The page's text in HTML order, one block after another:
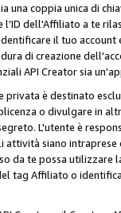
una coppia unica di
dell'Affiliato a te
il tuo account
di creazione
API Creator sia
privata è destinato
o divulgare in
L'utente è
siano
da te possa
tag Affiliato o